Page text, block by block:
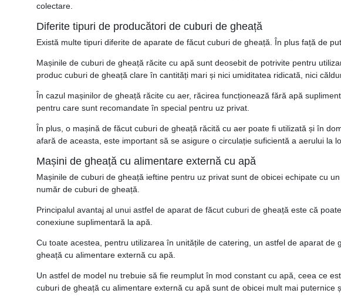
colectare.
Diferite tipuri de producători de cuburi de gheață
Există multe tipuri diferite de aparate de făcut cuburi de gheață. În plus față de
Mașinile de cuburi de gheață răcite cu apă sunt deosebit de potrivite pentru
produc cuburi de gheață clare în cantități mari și nici umiditatea ridicată, nici
În cazul mașinilor de gheață răcite cu aer, răcirea funcționează fără apă
pentru care sunt recomandate în special pentru uz privat.
În plus, o mașină de făcut cuburi de gheață răcită cu aer poate fi utilizată și în
afară de aceasta, este important să se asigure o circulație suficientă a aerului la
Mașini de gheață cu alimentare externă cu apă
Mașinile de cuburi de gheață ieftine pentru uz privat sunt de obicei echipate cu
număr de cuburi de gheață.
Principalul avantaj al unui astfel de aparat de făcut cuburi de gheață este că
conexiune suplimentară la apă.
Cu toate acestea, pentru utilizarea în unitățile de catering, un astfel de aparat
gheață cu alimentare externă cu apă.
Un astfel de model nu trebuie să fie reumplut în mod constant cu apă, ceea ce
cuburi de gheață cu alimentare externă cu apă sunt de obicei mult mai